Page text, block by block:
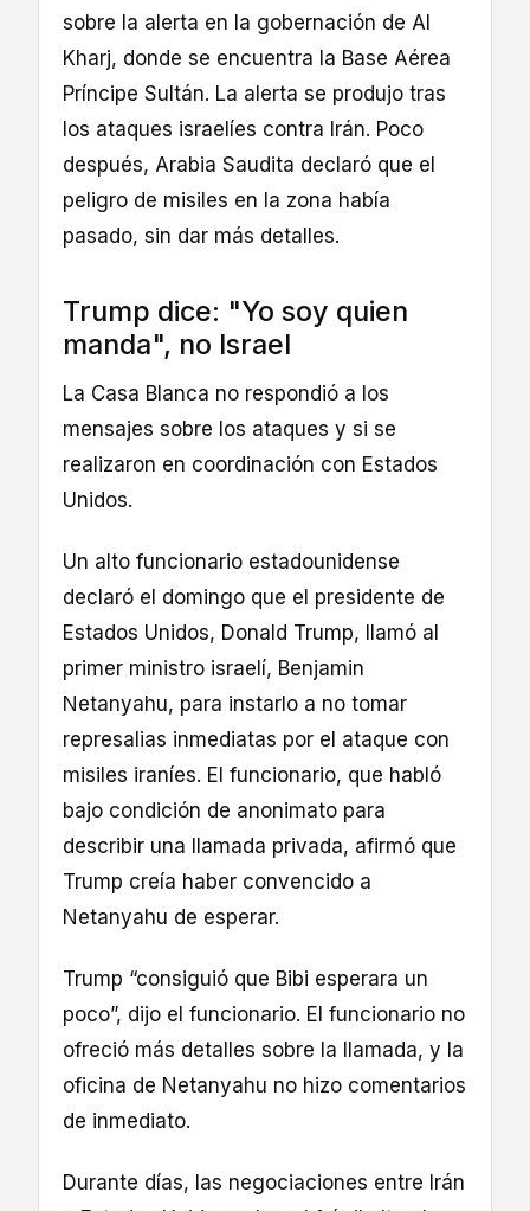
sobre la alerta en la gobernación de Al
Kharj, donde se encuentra la Base Aérea
Príncipe Sultán. La alerta se produjo tras
los ataques israelíes contra Irán. Poco
después, Arabia Saudita declaró que el
peligro de misiles en la zona había
pasado, sin dar más detalles.
Trump dice: "Yo soy quien
manda", no Israel
La Casa Blanca no respondió a los
mensajes sobre los ataques y si se
realizaron en coordinación con Estados
Unidos.
Un alto funcionario estadounidense
declaró el domingo que el presidente de
Estados Unidos, Donald Trump, llamó al
primer ministro israelí, Benjamin
Netanyahu, para instarlo a no tomar
represalias inmediatas por el ataque con
misiles iraníes. El funcionario, que habló
bajo condición de anonimato para
describir una llamada privada, afirmó que
Trump creía haber convencido a
Netanyahu de esperar.
Trump “consiguió que Bibi esperara un
poco”, dijo el funcionario. El funcionario no
ofreció más detalles sobre la llamada, y la
oficina de Netanyahu no hizo comentarios
de inmediato.
Durante días, las negociaciones entre Irán